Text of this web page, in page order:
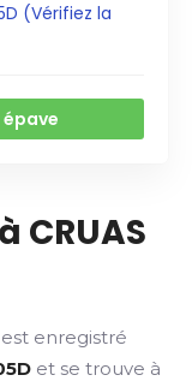
(Vérifiez la
CRUAS
enregistré
et se trouve à